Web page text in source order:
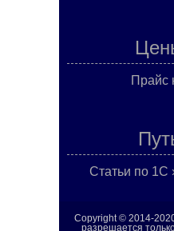
Прайс
Статьи по 1С
Copyright © 2014-
разрешается